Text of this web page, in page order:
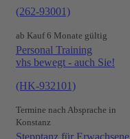
(262-93001)
ab Kauf 6 Monate gültig
Personal Training
vhs bewegt - auch Sie!
(HK-932101)
Termine nach Absprache in
Konstanz